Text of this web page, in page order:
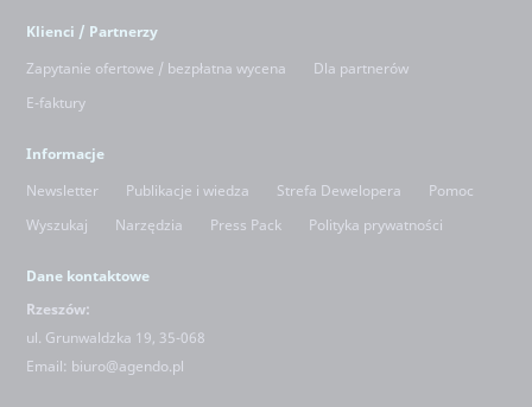
Klienci / Partnerzy
Zapytanie ofertowe / bezpłatna wycena
Dla partnerów
E-faktury
Informacje
Newsletter
Publikacje i wiedza Strefa Dewelopera
Pomoc
Wyszukaj
Narzędzia Press Pack Polityka prywatności
Dane kontaktowe
Rzeszów:
ul. Grunwaldzka 19, 35-068
Email: biuro@agendo.pl